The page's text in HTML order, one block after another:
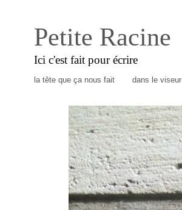
Petite Racine
Ici c'est fait pour écrire
la tête que ça nous fait dans le viseur